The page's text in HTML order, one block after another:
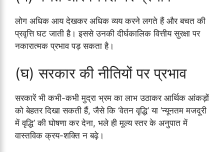
लोग अधिक आय देखकर अधिक व्यय करने लगते हैं और बचत की
प्रवृत्ति घट जाती है। इससे उनकी दीर्घकालिक वित्तीय सुरक्षा पर
नकारात्मक प्रभाव पड़ सकता है।
(घ) सरकार की नीतियों पर प्रभाव
सरकारें भी कभी-कभी मुद्रा भ्रम का लाभ उठाकर आर्थिक आंकड़ों
को बेहतर दिखा सकती हैं, जैसे कि ‘वेतन वृद्धि’ या ‘न्यूनतम मजदूरी
में वृद्धि’ की घोषणा कर देना, भले ही मूल्य स्तर के अनुपात में
वास्तविक क्रय-शक्ति न बढ़े।